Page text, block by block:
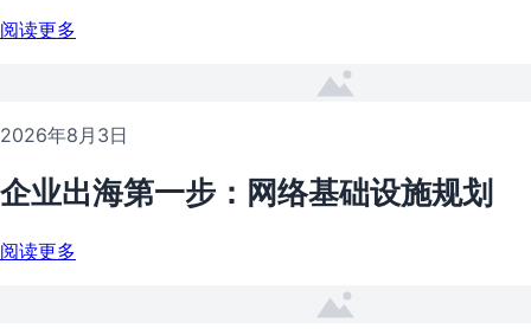
阅读更多
2026年8月3日
企业出海第一步：网络基础设施规划
阅读更多